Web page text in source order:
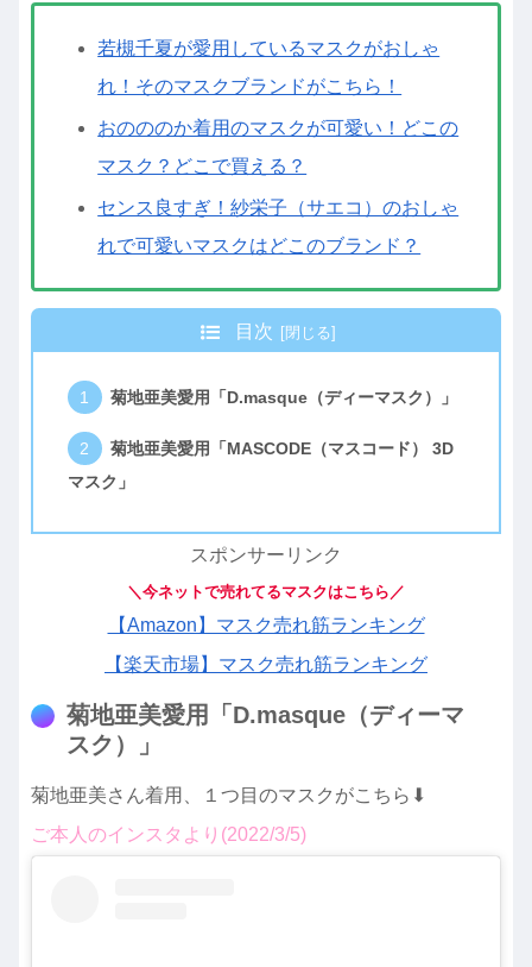
若槻千夏が愛用しているマスクがおしゃ
れ！そのマスクブランドがこちら！
おのののか着用のマスクが可愛い！どこの
マスク？どこで買える？
センス良すぎ！紗栄子（サエコ）のおしゃ
れで可愛いマスクはどこのブランド？
目次
菊地亜美愛用「D.masque（ディーマスク）」
菊地亜美愛用「MASCODE（マスコード） 3D
マスク」
スポンサーリンク
＼今ネットで売れてるマスクはこちら／
【Amazon】マスク売れ筋ランキング
【楽天市場】マスク売れ筋ランキング
菊地亜美愛用「D.masque（ディーマ
スク）」
菊地亜美さん着用、１つ目のマスクがこちら⬇︎
ご本人のインスタより(2022/3/5)